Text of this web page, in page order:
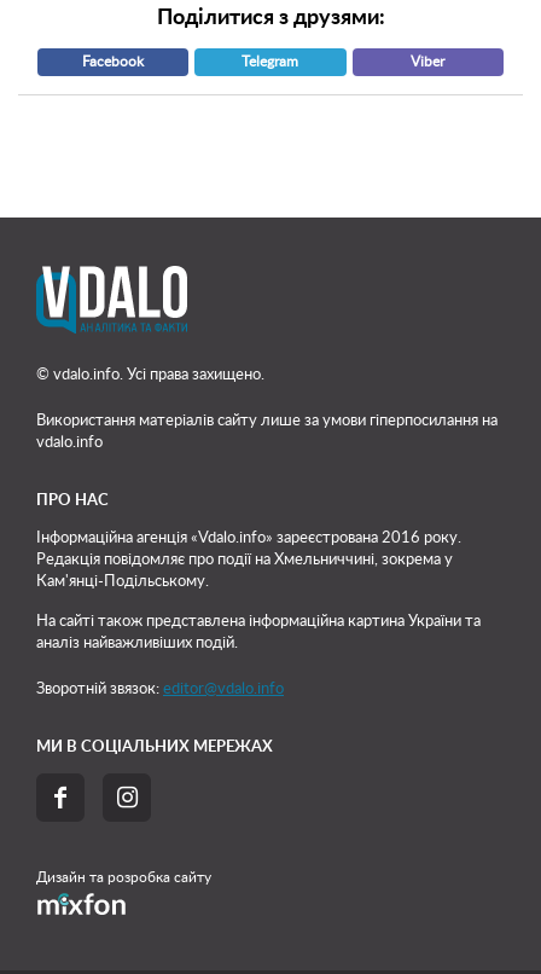
Поділитися з друзями:
Facebook Telegram Viber
© vdalo.info. Усі права захищено.
Використання матеріалів сайту лише за умови гіперпосилання на
vdalo.info
ПРО НАС
Інформаційна агенція «Vdalo.info» зареєстрована 2016 року.
Редакція повідомляє про події на Хмельниччині, зокрема у
Кам'янці-Подільському.
На сайті також представлена інформаційна картина України та
аналіз найважливіших подій.
Зворотній звязок: editor@vdalo.info
МИ В СОЦІАЛЬНИХ МЕРЕЖАХ
 
Дизайн та розробка сайту